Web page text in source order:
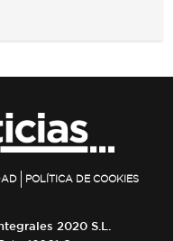
POLÍTICA DE COOKIES
2020 S.L.